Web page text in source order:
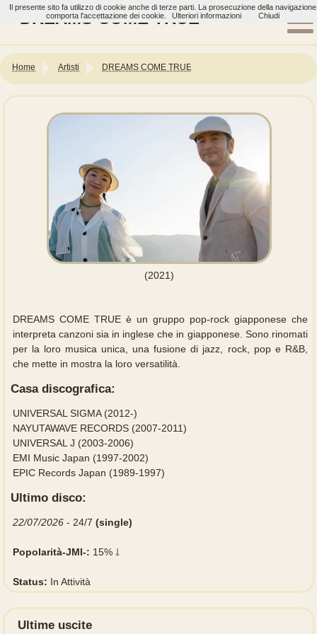
DREAMS COME TRUE
Home Artisti DREAMS COME TRUE
(2021)
DREAMS COME TRUE è un gruppo pop-rock giapponese che
interpreta canzoni sia in inglese che in giapponese. Sono rinomati
per la loro musica unica, una fusione di jazz, rock, pop e R&B,
che mette in mostra la loro versatilità.
Casa discografica:
UNIVERSAL SIGMA (2012-)
NAYUTAWAVE RECORDS (2007-2011)
UNIVERSAL J (2003-2006)
EMI Music Japan (1997-2002)
EPIC Records Japan (1989-1997)
Ultimo disco:
22/07/2026- 24/7 (single)
Popolarità-JMI-: 15%
Status: In Attività
Ultime uscite
Il presente sito fa utilizzo di cookie anche di terze parti. La prosecuzione della navigazione
comporta l'accettazione dei cookie.
Ulteriori informazioni Chiudi